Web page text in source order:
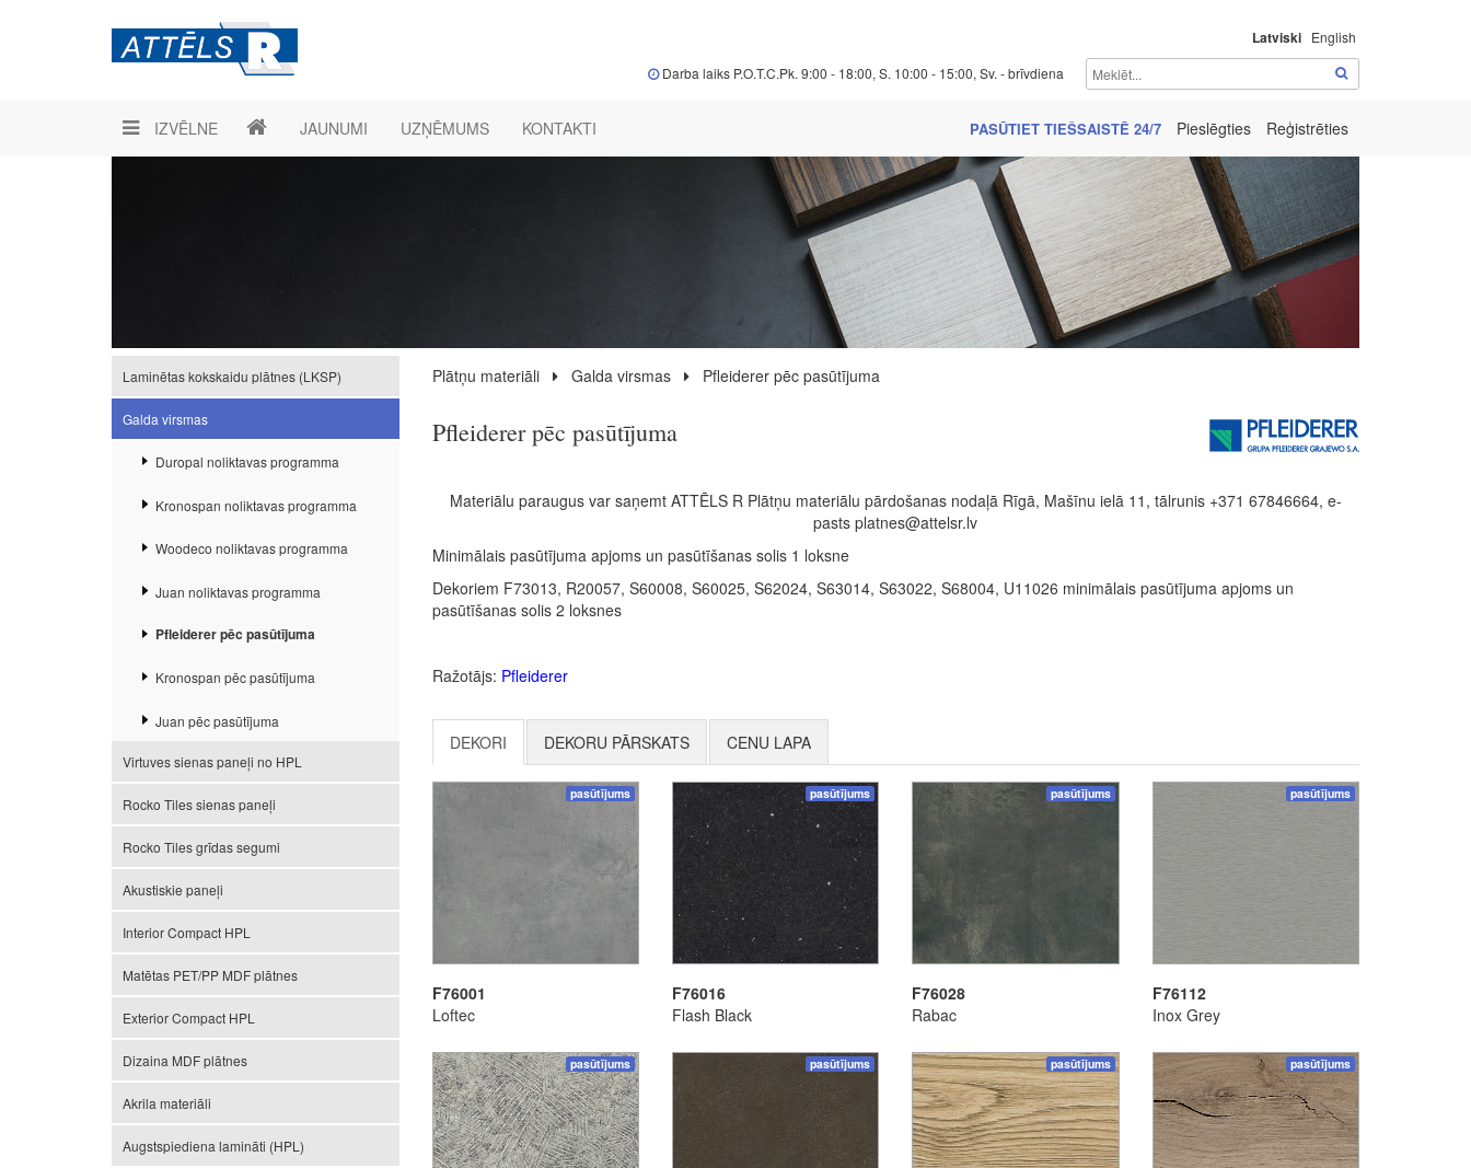
Latviski English
Darba laiks P.O.T.C.Pk. 9:00 - 18:00, S. 10:00 - 15:00, Sv. - brīvdiena
IZVĒLNE JAUNUMI UZŅĒMUMS KONTAKTI PASŪTIET TIEŠSAISTĒ 24/7 Pieslēgties Reģistrēties
Laminētas kokskaidu plātnes (LKSP)
Galda virsmas
Duropal noliktavas programma
Kronospan noliktavas programma
Woodeco noliktavas programma
Juan noliktavas programma
Pfleiderer pēc pasūtījuma
Kronospan pēc pasūtījuma
Juan pēc pasūtījuma
Virtuves sienas paneļi no HPL
Rocko Tiles sienas paneļi
Rocko Tiles grīdas segumi
Akustiskie paneļi
Interior Compact HPL
Matētas PET/PP MDF plātnes
Exterior Compact HPL
Dizaina MDF plātnes
Akrila materiāli
Augstspiediena lamināti (HPL)
Plātņu materiāli Galda virsmas Pfleiderer pēc pasūtījuma
Pfleiderer pēc pasūtījuma
Materiālu paraugus var saņemt ATTĒLS R Plātņu materiālu pārdošanas nodaļā Rīgā, Mašīnu ielā 11, tālrunis +371 67846664, e-
pasts platnes@attelsr.lv
Minimālais pasūtījuma apjoms un pasūtīšanas solis 1 loksne
Dekoriem F73013, R20057, S60008, S60025, S62024, S63014, S63022, S68004, U11026 minimālais pasūtījuma apjoms un
pasūtīšanas solis 2 loksnes
Ražotājs: Pfleiderer
DEKORI DEKORU PĀRSKATS CENU LAPA
pasūtījums
F76001
Loftec
pasūtījums
F76016
Flash Black
pasūtījums
F76028
Rabac
pasūtījums
F76112
Inox Grey
pasūtījums pasūtījums pasūtījums pasūtījums